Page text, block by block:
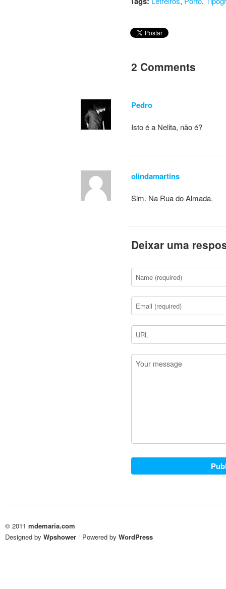
2 Comments
Pedro
Isto é a Nelita, não é?
olindamartins
Sim. Na Rua do Almada.
Deixar uma
© 2011 mdemaria.com
Designed by Wpshower / Powered by WordPress